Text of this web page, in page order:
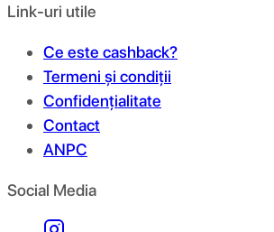
Link-uri utile
Ce este cashback?
Termeni și condiții
Confidențialitate
Contact
ANPC
Social Media